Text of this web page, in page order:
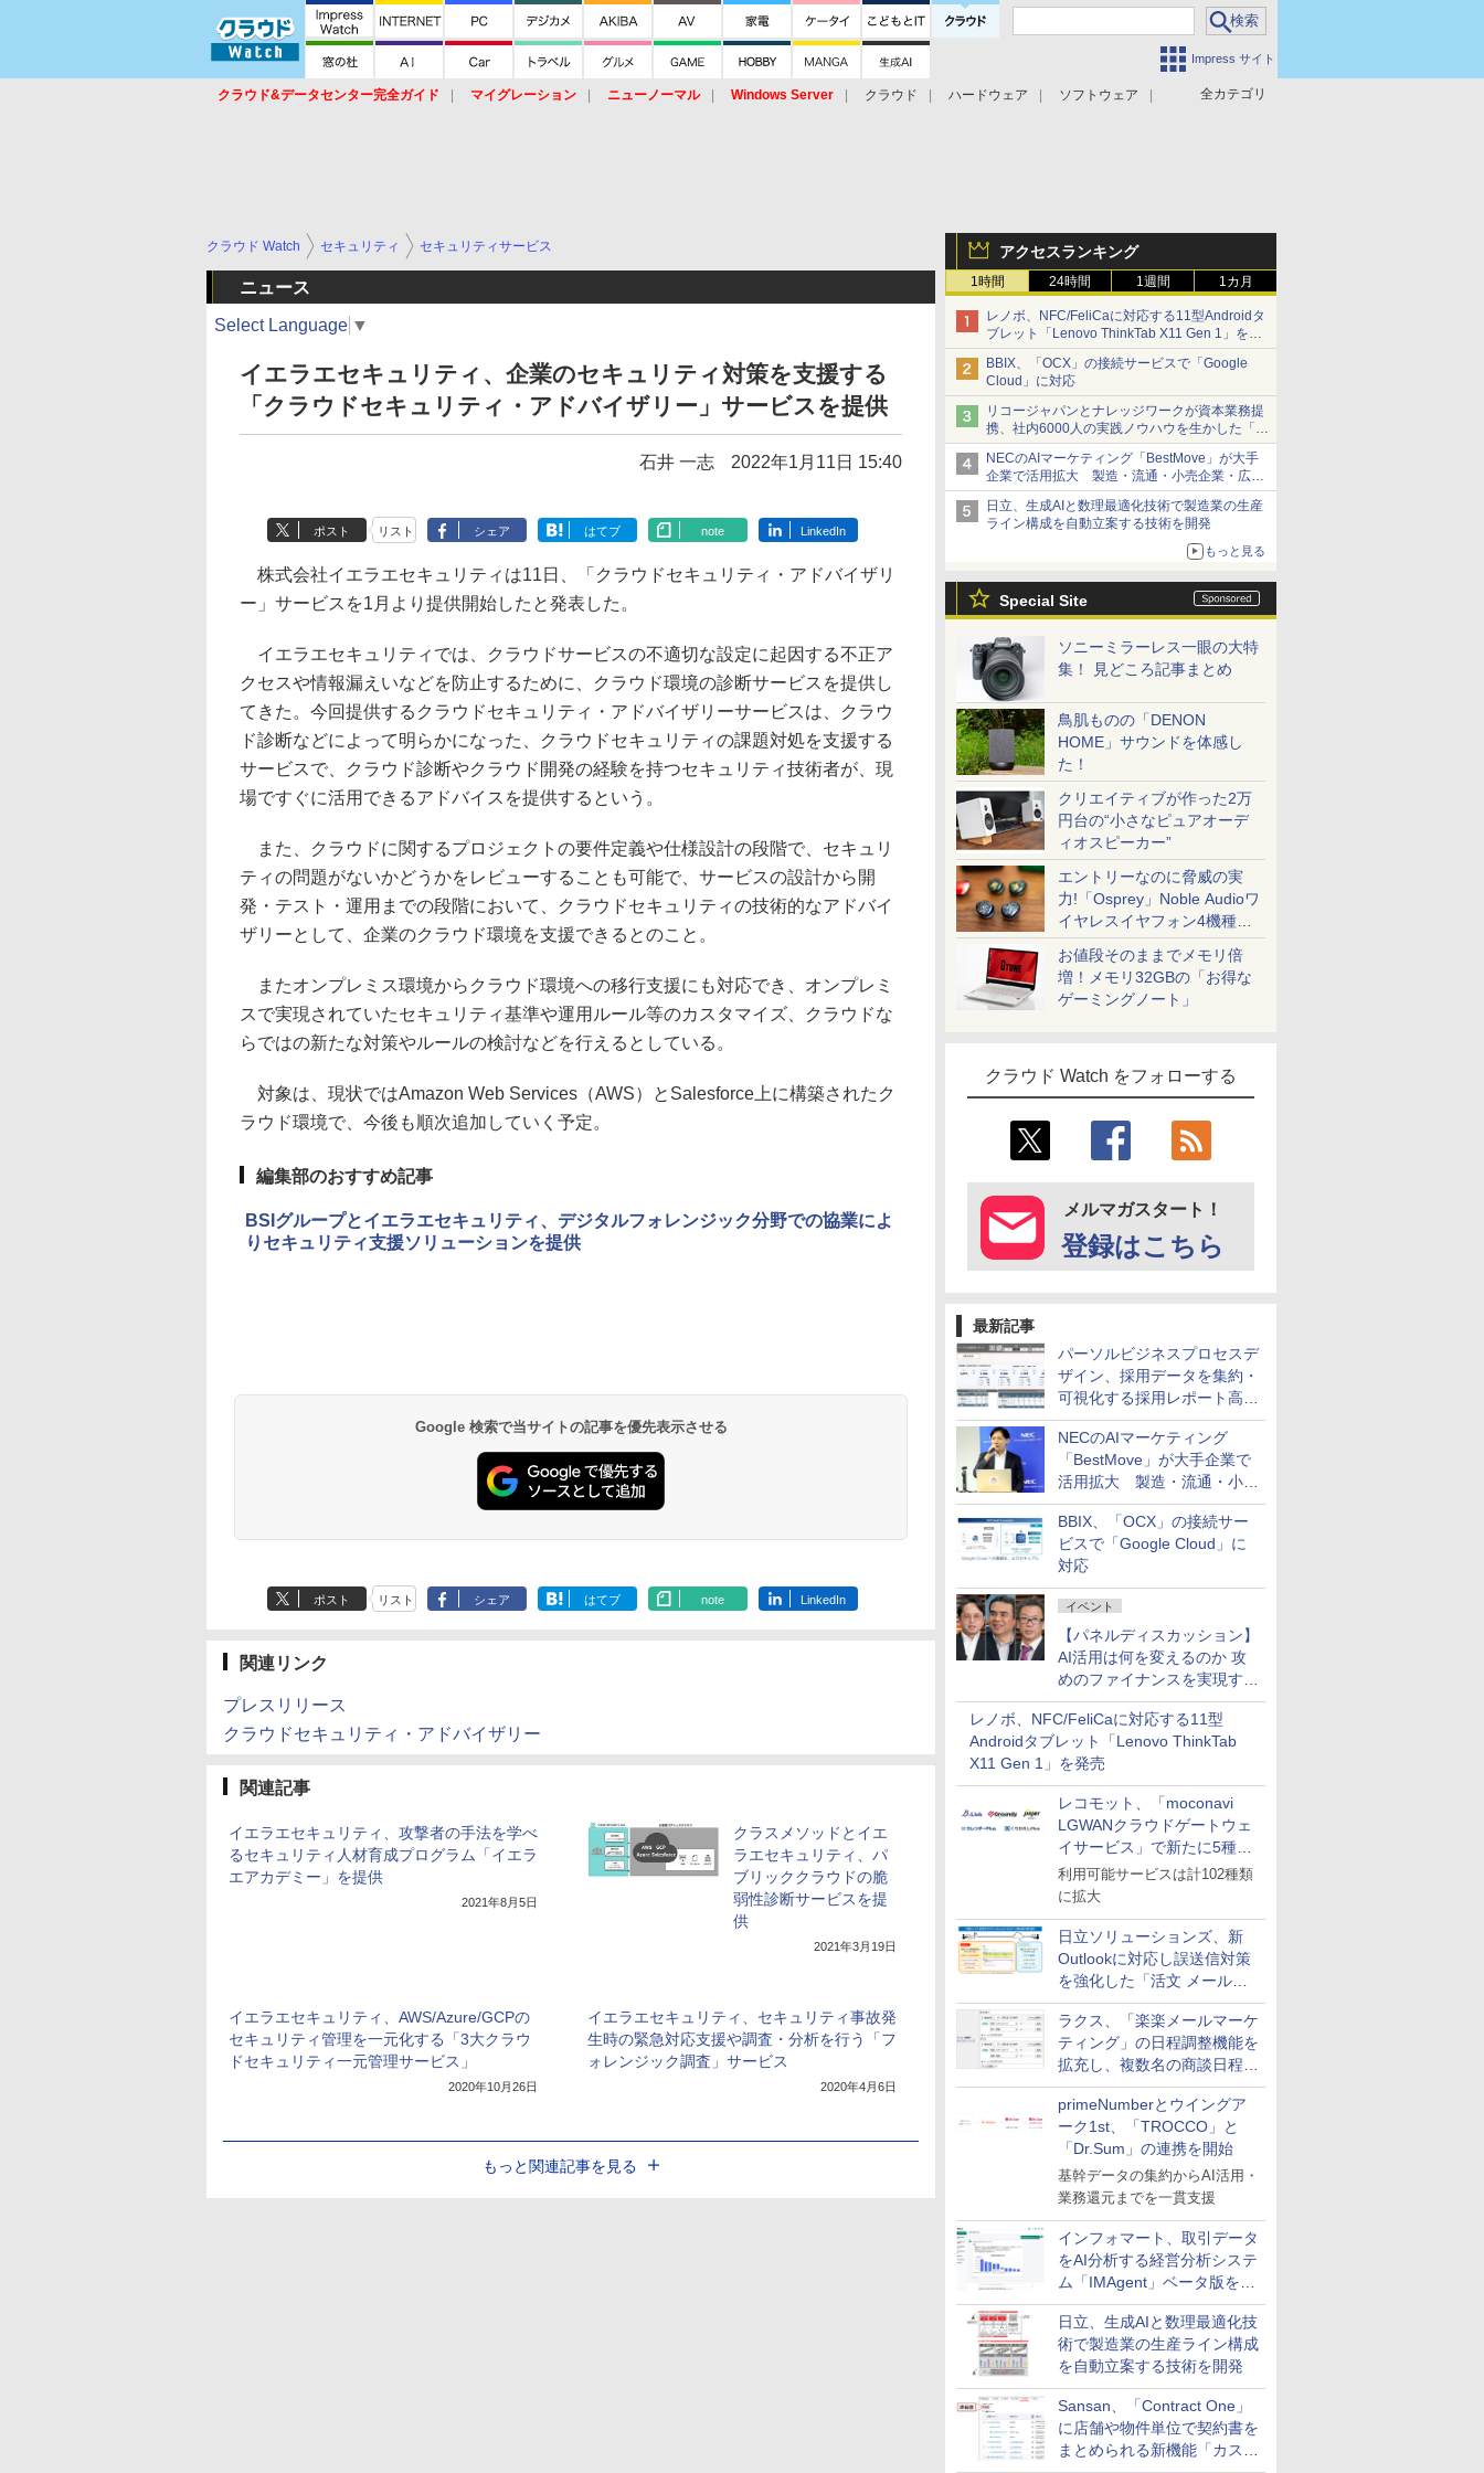
Impress サイト
全カテゴリ
クラウド&データセンター完全ガイド マイグレーション ニューノーマル Windows Server クラウド ハードウェア
ソフトウェア
アクセスランキング
1時間 24時間 1週間 1カ月
レノボ、NFC/FeliCaに対応する11型Androidタ
ブレット「Lenovo ThinkTab X11 Gen 1」を発
売
BBIX、「OCX」の接続サービスで「Google
Cloud」に対応
リコージャパンとナレッジワークが資本業務提
携、社内6000人の実践ノウハウを生かした「AI
商談記録 for RICOH」を展開へ
NECのAIマーケティング「BestMove」が大手
企業で活用拡大 製造・流通・小売企業・広告
代理店などが実装フェーズへ
日立、生成AIと数理最適化技術で製造業の生産
ライン構成を自動立案する技術を開発
もっと見る
Special Site
ソニーミラーレス一眼の大特
集！ 見どころ記事まとめ
鳥肌ものの「DENON
HOME」サウンドを体感し
た！
クリエイティブが作った2万
円台の“小さなピュアオーデ
ィオスピーカー”
エントリーなのに脅威の実
力!「Osprey」Noble Audioワ
イヤレスイヤフォン4機種を
一気に聴く
お値段そのままでメモリ倍
増！メモリ32GBの「お得な
ゲーミングノート」
クラウド Watch をフォローする
メルマガスタート！
登録はこちら
最新記事
パーソルビジネスプロセスデ
ザイン、採用データを集約・
可視化する採用レポート高速
化サービスを提供
NECのAIマーケティング
「BestMove」が大手企業で
活用拡大 製造・流通・小売
企業・広告代理店などが実装
フェーズへ
BBIX、「OCX」の接続サー
ビスで「Google Cloud」に
対応
イベント
【パネルディスカッション】
AI活用は何を変えるのか 攻
めのファイナンスを実現する
業務設計とマインドセット変
革
レノボ、NFC/FeliCaに対応する11型
Androidタブレット「Lenovo ThinkTab
X11 Gen 1」を発売
レコモット、「moconavi
LGWANクラウドゲートウェ
イサービス」で新たに5種類
のサービスと連携開始
利用可能サービスは計102種類
に拡大
日立ソリューションズ、新
Outlookに対応し誤送信対策
を強化した「活文 メール誤
送信防止アドインサービス」
を提供
ラクス、「楽楽メールマーケ
ティング」の日程調整機能を
拡充し、複数名の商談日程調
整を効率化
primeNumberとウイングア
ーク1st、「TROCCO」と
「Dr.Sum」の連携を開始
基幹データの集約からAI活用・
業務還元までを一貫支援
インフォマート、取引データ
をAI分析する経営分析システ
ム「IMAgent」ベータ版を提
供
日立、生成AIと数理最適化技
術で製造業の生産ライン構成
を自動立案する技術を開発
Sansan、「Contract One」
に店舗や物件単位で契約書を
まとめられる新機能「カスタ
クラウド Watch セキュリティ セキュリティサービス
ニュース
Select Language ▼
イエラエセキュリティ、企業のセキュリティ対策を支援する
「クラウドセキュリティ・アドバイザリー」サービスを提供
石井 一志 2022年1月11日 15:40
ポスト リスト シェア はてブ note LinkedIn
株式会社イエラエセキュリティは11日、「クラウドセキュリティ・アドバイザリ
ー」サービスを1月より提供開始したと発表した。
イエラエセキュリティでは、クラウドサービスの不適切な設定に起因する不正ア
クセスや情報漏えいなどを防止するために、クラウド環境の診断サービスを提供し
てきた。今回提供するクラウドセキュリティ・アドバイザリーサービスは、クラウ
ド診断などによって明らかになった、クラウドセキュリティの課題対処を支援する
サービスで、クラウド診断やクラウド開発の経験を持つセキュリティ技術者が、現
場ですぐに活用できるアドバイスを提供するという。
また、クラウドに関するプロジェクトの要件定義や仕様設計の段階で、セキュリ
ティの問題がないかどうかをレビューすることも可能で、サービスの設計から開
発・テスト・運用までの段階において、クラウドセキュリティの技術的なアドバイ
ザリーとして、企業のクラウド環境を支援できるとのこと。
またオンプレミス環境からクラウド環境への移行支援にも対応でき、オンプレミ
スで実現されていたセキュリティ基準や運用ルール等のカスタマイズ、クラウドな
らではの新たな対策やルールの検討などを行えるとしている。
対象は、現状ではAmazon Web Services（AWS）とSalesforce上に構築されたク
ラウド環境で、今後も順次追加していく予定。
編集部のおすすめ記事
BSIグループとイエラエセキュリティ、デジタルフォレンジック分野での協業によ
りセキュリティ支援ソリューションを提供
Google 検索で当サイトの記事を優先表示させる
ポスト リスト シェア はてブ note LinkedIn
関連リンク
プレスリリース
クラウドセキュリティ・アドバイザリー
関連記事
イエラエセキュリティ、攻撃者の手法を学べ
るセキュリティ人材育成プログラム「イエラ
エアカデミー」を提供
2021年8月5日
クラスメソッドとイエ
ラエセキュリティ、パ
ブリッククラウドの脆
弱性診断サービスを提
供
2021年3月19日
イエラエセキュリティ、AWS/Azure/GCPの
セキュリティ管理を一元化する「3大クラウ
ドセキュリティ一元管理サービス」
2020年10月26日
イエラエセキュリティ、セキュリティ事故発
生時の緊急対応支援や調査・分析を行う「フ
ォレンジック調査」サービス
2020年4月6日
もっと関連記事を見る